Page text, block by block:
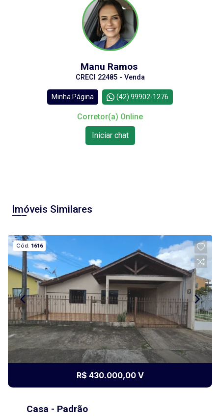
Manu Ramos
CRECI 22485 - Venda
Minha Página (42) 99902-1276
Corretor(a) Online
Iniciar chat
Imóveis Similares
Cód. 1616
R$ 430.000,00 V
Casa - Padrão